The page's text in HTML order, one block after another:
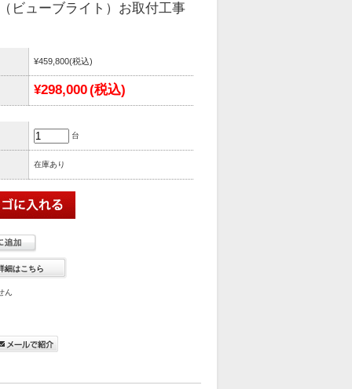
ビューブライト）お取付工事
¥459,800(税込)
¥298,000(税込)
台
在庫あり
細はこちら
ん